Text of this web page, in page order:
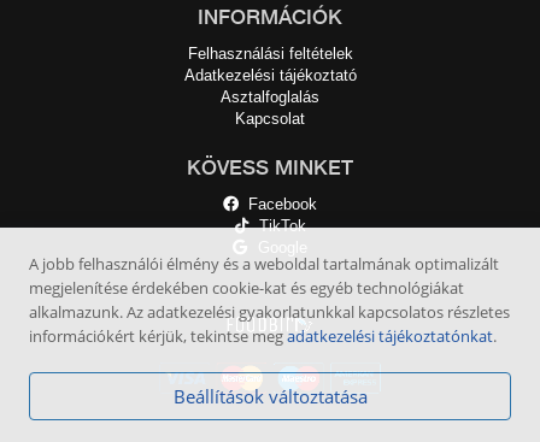
INFORMÁCIÓK
Felhasználási feltételek
Adatkezelési tájékoztató
Asztalfoglalás
Kapcsolat
KÖVESS MINKET
Facebook
TikTok
Google
A jobb felhasználói élmény és a weboldal tartalmának optimalizált
megjelenítése érdekében cookie-kat és egyéb technológiákat
alkalmazunk. Az adatkezelési gyakorlatunkkal kapcsolatos részletes
információkért kérjük, tekintse megadatkezelési tájékoztatónkat.
Beállítások változtatása